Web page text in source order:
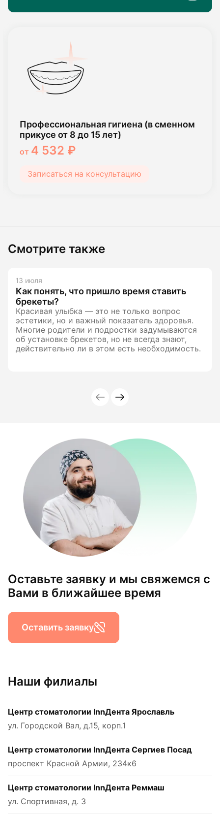
Профессиональная гигиена (в сменном
прикусе от 8 до 15 лет)
от 4 532 ₽
Записаться на консультацию
Смотрите также
13 июля
Как понять, что пришло время ставить
брекеты?
Красивая улыбка — это не только вопрос
эстетики, но и важный показатель здоровья.
Многие родители и подростки задумываются
об установке брекетов, но не всегда знают,
действительно ли в этом есть необходимость.
Оставьте заявку и мы свяжемся с
Вами в ближайшее время
Оставить заявку
Наши филиалы
Центр стоматологии InnДента Ярославль
ул. Городской Вал, д.15, корп.1
Центр стоматологии InnДента Сергиев Посад
проспект Красной Армии, 234к6
Центр стоматологии InnДента Реммаш
ул. Спортивная, д. 3